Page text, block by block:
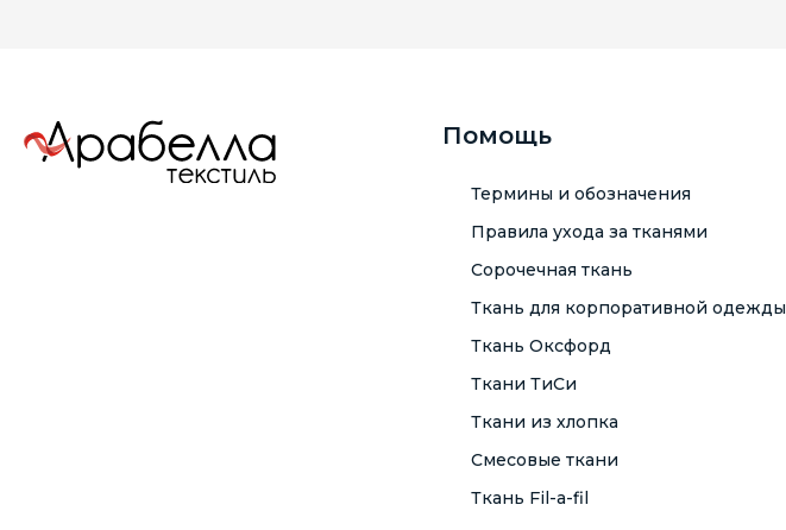
Помощь
Термины и обозначения
Правила ухода за тканями
Сорочечная ткань
Ткань для корпоративной одежды
Ткань Оксфорд
Ткани ТиСи
Ткани из хлопка
Смесовые ткани
Ткань Fil-a-fil